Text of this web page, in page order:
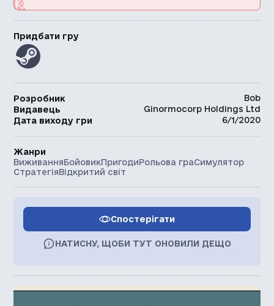
Придбати гру
Розробник
Bob
Видавець
Ginormocorp Holdings Ltd
Дата виходу гри
6/1/2020
Жанри
ВиживанняБойовикПригодиРольова граСимулятор
СтратегіяВідкритий світ
Спостерігати
НАТИСНУ, ЩОБИ ТУТ ОНОВИЛИ ДЕЩО